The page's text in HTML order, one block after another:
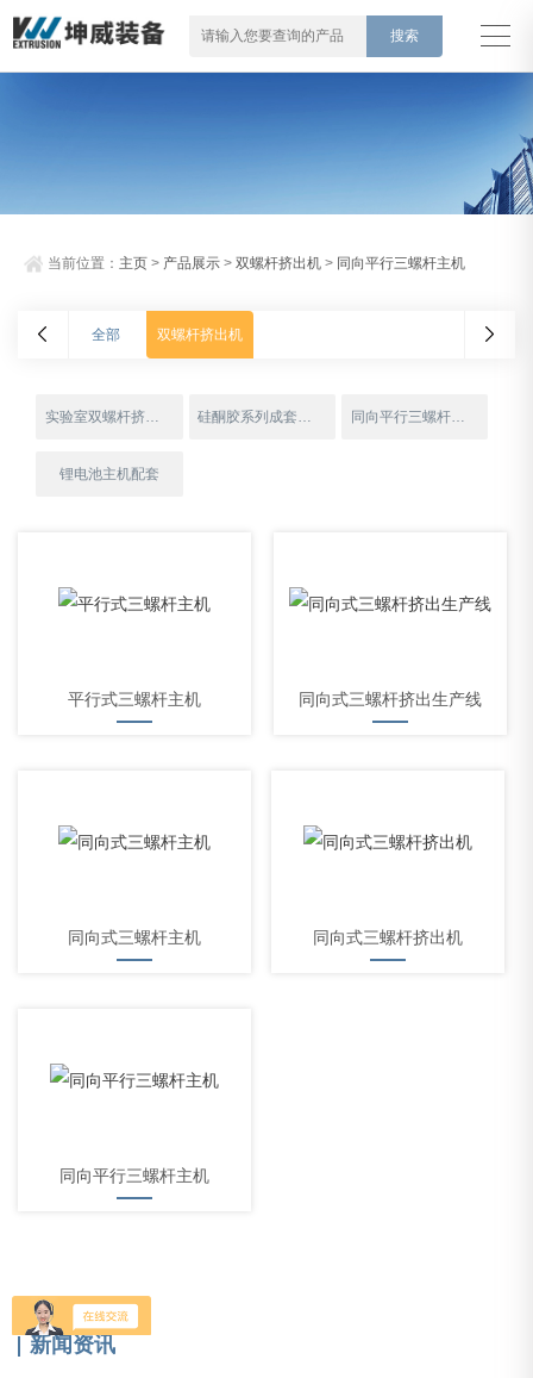
当前位置： 主页 > 产品展示 >双螺杆挤出机 > 同向平行三螺杆主机
全部 双螺杆挤出机
实验室双螺杆挤出机 硅酮胶系列成套设备 同向平行三螺杆主机
锂电池主机配套
平行式三螺杆主机 同向式三螺杆挤出生产线
同向式三螺杆主机 同向式三螺杆挤出机
同向平行三螺杆主机
新闻资讯